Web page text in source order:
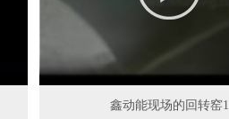
鑫动能现场的回转窑1